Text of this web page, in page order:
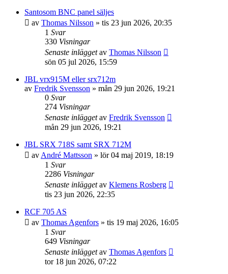
Santosom BNC panel säljes
av Thomas Nilsson » tis 23 jun 2026, 20:35
1 Svar
330 Visningar
Senaste inläggetav Thomas Nilsson
sön 05 jul 2026, 15:59
JBL vrx915M eller srx712m
av Fredrik Svensson » mån 29 jun 2026, 19:21
0 Svar
274 Visningar
Senaste inläggetav Fredrik Svensson
mån 29 jun 2026, 19:21
JBL SRX 718S samt SRX 712M
avAndré Mattsson » lör 04 maj 2019, 18:19
1 Svar
2286 Visningar
Senaste inläggetav Klemens Rosberg
tis 23 jun 2026, 22:35
RCF 705 AS
av Thomas Agenfors » tis 19 maj 2026, 16:05
1 Svar
649 Visningar
Senaste inläggetav Thomas Agenfors
tor 18 jun 2026, 07:22